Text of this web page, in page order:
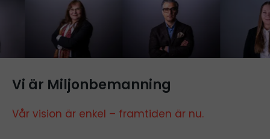
Vi är Miljonbemanning
Vår vision är enkel – framtiden är nu.